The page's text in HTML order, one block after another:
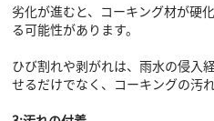
劣化が進むと、コーキング材が硬
る可能性があります。
ひび割れや剥がれは、雨水の侵入
せるだけでなく、コーキングの汚